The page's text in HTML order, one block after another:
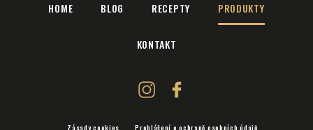
HOME BLOG RECEPTY PRODUKTY
KONTAKT
Zásady cookies Prohlášení o ochraně osobních údajů